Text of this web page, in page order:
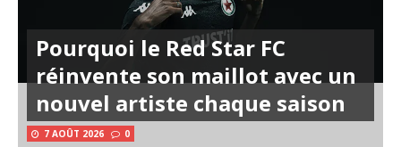
Pourquoi le Red Star FC
réinvente son maillot avec un
nouvel artiste chaque saison
7 AOÛT 2026 0